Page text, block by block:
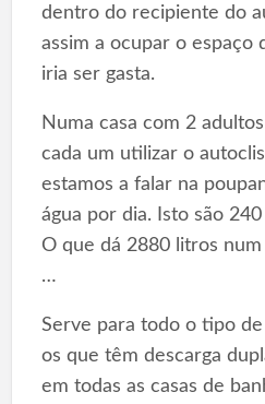
dentro do recipiente do
assim a ocupar o espaço
iria ser gasta.
Numa casa com 2
cada um utilizar o
estamos a falar na
água por dia. Isto são
O que dá 2880 litros
…
Serve para todo o tipo
os que têm descarga
em todas as casas de